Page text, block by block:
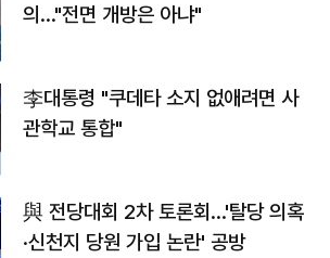
의…"전면 개방은 아냐"
李대통령 "쿠데타 소지 없애려면 사
관학교 통합"
與 전당대회 2차 토론회…'탈당 의혹
·신천지 당원 가입 논란' 공방